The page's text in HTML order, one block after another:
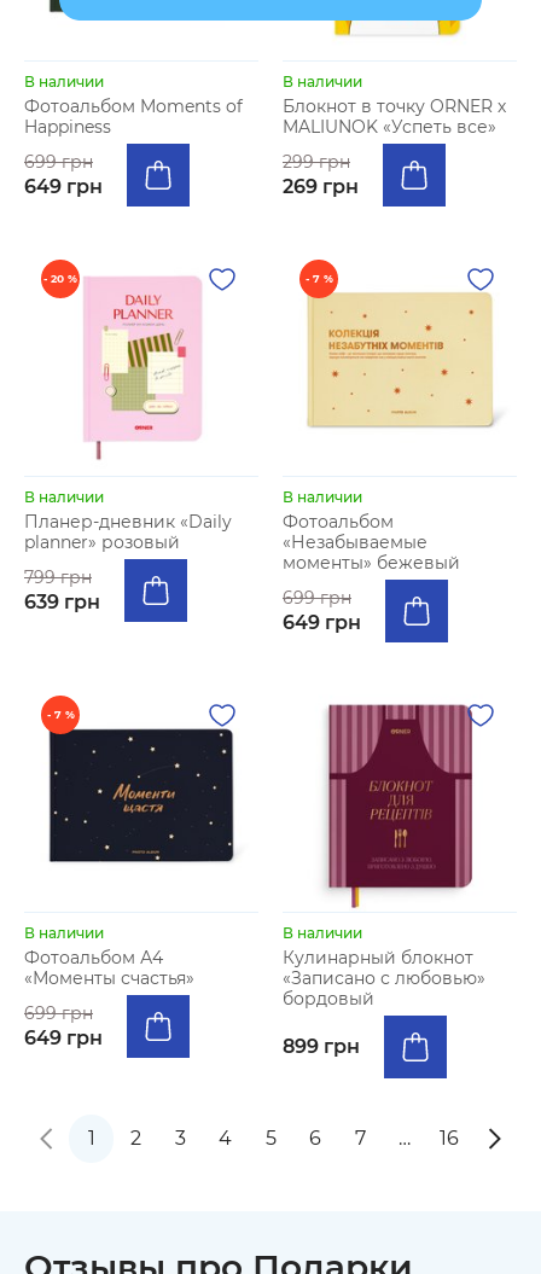
В наличии
Фотоальбом Moments of
Happiness
699 грн
649 грн
В наличии
Блокнот в точку ORNER х
MALIUNOK «Успеть все»
299 грн
269 грн
- 20 %
В наличии
Планер-дневник «Daily
planner» розовый
799 грн
639 грн
- 7 %
В наличии
Фотоальбом
«Незабываемые
моменты» бежевый
699 грн
649 грн
- 7 %
В наличии
Фотоальбом А4
«Моменты счастья»
699 грн
649 грн
В наличии
Кулинарный блокнот
«Записано с любовью»
бордовый
899 грн
1 2 3 4 5 6 7 … 16